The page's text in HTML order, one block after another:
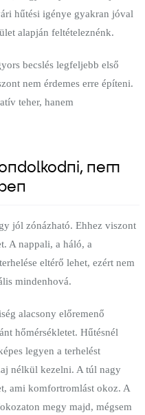
hűtési igénye gyakran jóval
alapján feltételeznénk.
becslés legfeljebb első
nem érdemes erre építeni.
teher, hanem
nem
jól zónázható. Ehhez viszont
A nappali, a háló, a
eltérő lehet, ezért nem
mindenhová.
alacsony előremenő
hőmérsékletet. Hűtésnél
legyen a terhelést
nélkül kezelni. A túl nagy
ami komfortromlást okoz. A
megy majd, mégsem